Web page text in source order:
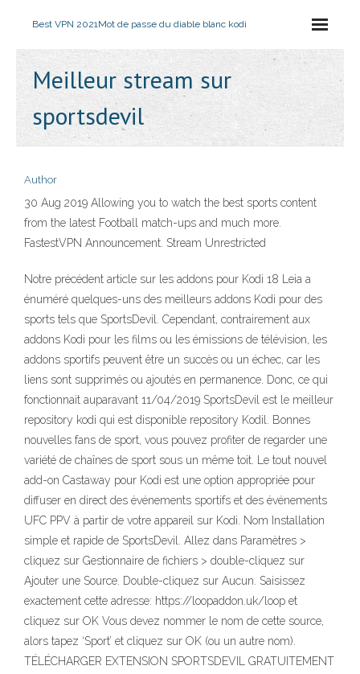
Best VPN 2021Mot de passe du diable blanc kodi
Meilleur stream sur
sportsdevil
Author
30 Aug 2019 Allowing you to watch the best sports content
from the latest Football match-ups and much more.
FastestVPN Announcement. Stream Unrestricted
Notre précédent article sur les addons pour Kodi 18 Leia a
énuméré quelques-uns des meilleurs addons Kodi pour des
sports tels que SportsDevil. Cependant, contrairement aux
addons Kodi pour les films ou les émissions de télévision, les
addons sportifs peuvent être un succès ou un échec, car les
liens sont supprimés ou ajoutés en permanence. Donc, ce qui
fonctionnait auparavant 11/04/2019 SportsDevil est le meilleur
repository kodi qui est disponible repository Kodil. Bonnes
nouvelles fans de sport, vous pouvez profiter de regarder une
variété de chaînes de sport sous un même toit. Le tout nouvel
add-on Castaway pour Kodi est une option appropriée pour
diffuser en direct des événements sportifs et des événements
UFC PPV à partir de votre appareil sur Kodi. Nom Installation
simple et rapide de SportsDevil. Allez dans Paramètres >
cliquez sur Gestionnaire de fichiers > double-cliquez sur
Ajouter une Source. Double-cliquez sur Aucun. Saisissez
exactement cette adresse: https://loopaddon.uk/loop et
cliquez sur OK Vous devez nommer le nom de cette source,
alors tapez ‘Sport’ et cliquez sur OK (ou un autre nom).
TÉLÉCHARGER EXTENSION SPORTSDEVIL GRATUITEMENT